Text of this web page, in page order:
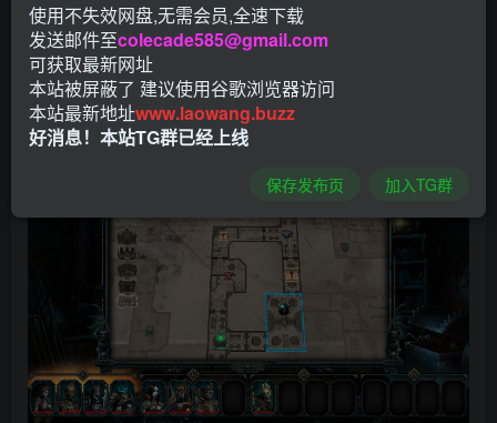
使用不失效网盘,无需会员,全速下载
发送邮件至colecade585@gmail.com
可获取最新网址
本站被屏蔽了 建议使用谷歌浏览器访问
本站最新地址www.laowang.buzz
好消息！本站TG群已经上线
保存发布页 加入TG群